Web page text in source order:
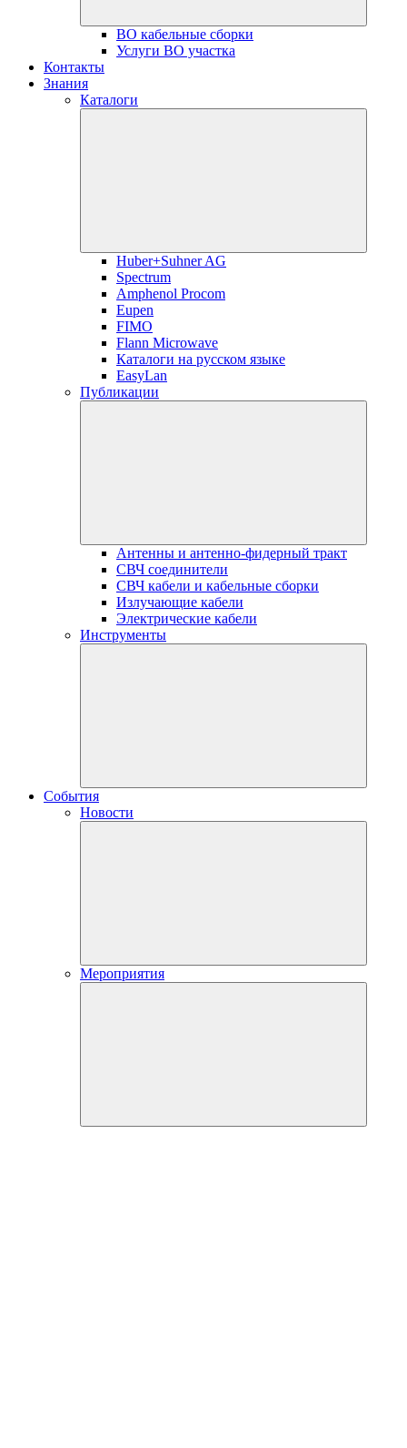
ВО кабельные сборки
Услуги ВО участка
Контакты
Знания
Каталоги
Huber+Suhner AG
Spectrum
Amphenol Procom
Eupen
FIMO
Flann Microwave
Каталоги на русском языке
EasyLan
Публикации
Антенны и антенно-фидерный тракт
СВЧ соединители
СВЧ кабели и кабельные сборки
Излучающие кабели
Электрические кабели
Инструменты
События
Новости
Мероприятия